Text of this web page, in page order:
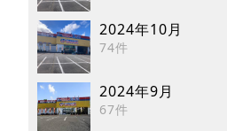
2024年10月
74件
2024年9月
67件